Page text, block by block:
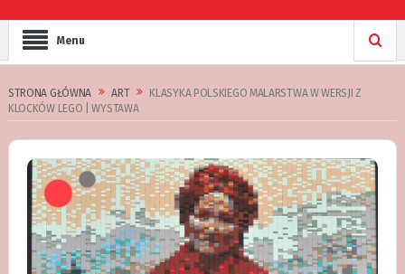
Menu
STRONA GŁÓWNA ART
KLASYKA POLSKIEGO MALARSTWA W WERSJI Z
KLOCKÓW LEGO | WYSTAWA